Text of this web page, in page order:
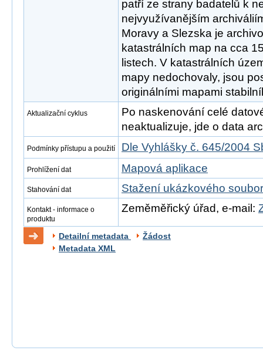
patří ze strany badatelů k
nejvyužívanějším
Moravy a Slezska je
katastrálních map na cca
listech. V katastrálních
mapy nedochovaly, jsou
originálními mapami
Aktualizační cyklus
Po naskenování celé
neaktualizuje, jde o data
Podmínky přístupu a použití Dle Vyhlášky č. 645/2004
Prohlížení dat Mapová aplikace
Stahování dat Stažení ukázkového
Kontakt - informace o
produktu
Zeměměřický úřad, e-mail:
Detailní metadata
Žádost
Metadata XML